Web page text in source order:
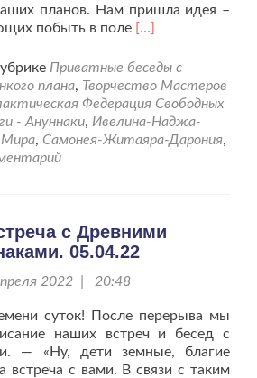
планов. Нам пришла идея –
побыть в поле Читать
проСеанс
с
Представителями
Структур
Тонкого
[…]
Приватные беседы с
плана, Творчество Мастеров
Федерация Свободных
- Ануннаки, Ивелина-Наджа-
, Самонея-Житаяра-Дарония,
с Древними
05.04.22
2022 | 20:48
суток! После перерыва мы
наших встреч и бесед с
— «Ну, дети земные, благие
встреча с вами. В связи с таким